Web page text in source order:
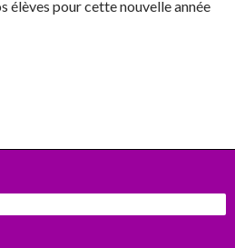
élèves pour cette nouvelle année